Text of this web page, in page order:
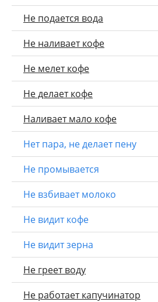
Не подается вода
Не наливает кофе
Не мелет кофе
Не делает кофе
Наливает мало кофе
Нет пара, не делает пену
Не промывается
Не взбивает молоко
Не видит кофе
Не видит зерна
Не греет воду
Не работает капучинатор